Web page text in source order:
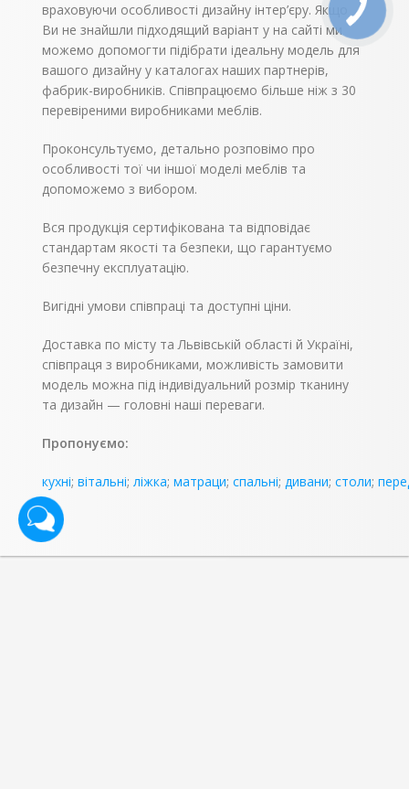
враховуючи особливості дизайну інтер’єру. Якщо
Ви не знайшли підходящий варіант у на сайті ми
можемо допомогти підібрати ідеальну модель для
вашого дизайну у каталогах наших партнерів,
фабрик-виробників. Співпрацюємо більше ніж з 30
перевіреними виробниками меблів.
Проконсультуємо, детально розповімо про
особливості тої чи іншої моделі меблів та
допоможемо з вибором.
Вся продукція сертифікована та відповідає
стандартам якості та безпеки, що гарантуємо
безпечну експлуатацію.
Вигідні умови співпраці та доступні ціни.
Доставка по місту та Львівській області й Україні,
співпраця з виробниками, можливість замовити
модель можна під індивідуальний розмір тканину
та дизайн — головні наші переваги.
Пропонуємо:
кухні;вітальні;ліжка;матраци;спальні;дивани;столи;